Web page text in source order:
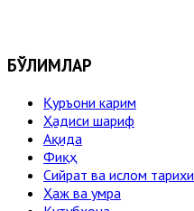
БЎЛИМЛАР
Қуръони карим
Ҳадиси шариф
Ақида
Фиқҳ
Сийрат ва ислом тарихи
Ҳаж ва умра